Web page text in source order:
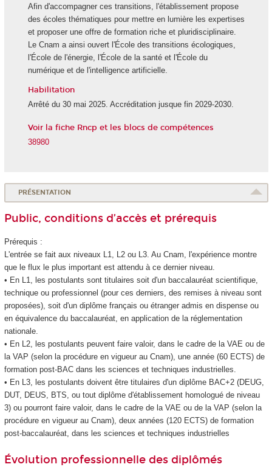
Afin d'accompagner ces transitions, l'établissement propose
des écoles thématiques pour mettre en lumière les expertises
et proposer une offre de formation riche et pluridisciplinaire.
Le Cnam a ainsi ouvert l'École des transitions écologiques,
l'École de l'énergie, l'École de la santé et l'École du
numérique et de l'intelligence artificielle.
Habilitation
Arrêté du 30 mai 2025. Accréditation jusque fin 2029-2030.
Voir la fiche Rncp et les blocs de compétences
38980
PRÉSENTATION
Public, conditions d’accès et prérequis
Prérequis :
L'entrée se fait aux niveaux L1, L2 ou L3. Au Cnam, l'expérience montre
que le flux le plus important est attendu à ce dernier niveau.
• En L1, les postulants sont titulaires soit d'un baccalauréat scientifique,
technique ou professionnel (pour ces derniers, des remises à niveau sont
proposées), soit d'un diplôme français ou étranger admis en dispense ou
en équivalence du baccalauréat, en application de la réglementation
nationale.
• En L2, les postulants peuvent faire valoir, dans le cadre de la VAE ou de
la VAP (selon la procédure en vigueur au Cnam), une année (60 ECTS) de
formation post-BAC dans les sciences et techniques industrielles.
• En L3, les postulants doivent être titulaires d'un diplôme BAC+2 (DEUG,
DUT, DEUS, BTS, ou tout diplôme d'établissement homologué de niveau
3) ou pourront faire valoir, dans le cadre de la VAE ou de la VAP (selon la
procédure en vigueur au Cnam), deux années (120 ECTS) de formation
post-baccalauréat, dans les sciences et techniques industrielles
Évolution professionnelle des diplômés